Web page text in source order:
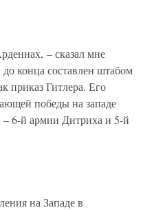
– сказал мне
конца составлен штабом
приказ Гитлера. Его
победы на западе
6-й армии Дитриха и 5-й
на Западе в